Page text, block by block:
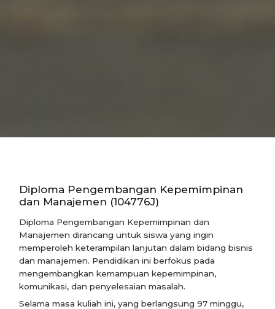
Diploma Pengembangan Kepemimpinan
dan Manajemen (104776J)
Diploma Pengembangan Kepemimpinan dan
Manajemen dirancang untuk siswa yang ingin
memperoleh keterampilan lanjutan dalam bidang bisnis
dan manajemen. Pendidikan ini berfokus pada
mengembangkan kemampuan kepemimpinan,
komunikasi, dan penyelesaian masalah.
Selama masa kuliah ini, yang berlangsung 97 minggu,